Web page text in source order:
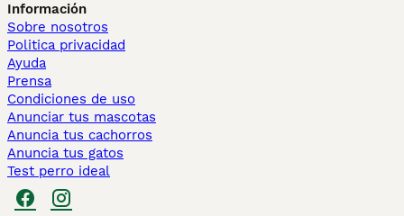
Información
Sobre nosotros
Politica privacidad
Ayuda
Prensa
Condiciones de uso
Anunciar tus mascotas
Anuncia tus cachorros
Anuncia tus gatos
Test perro ideal